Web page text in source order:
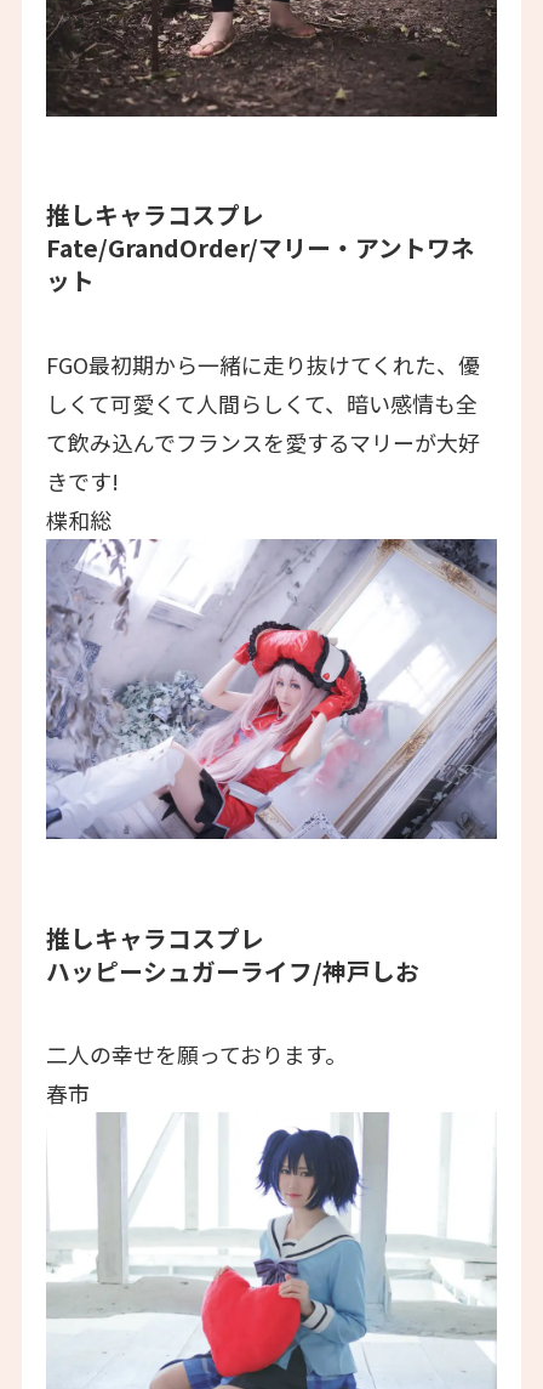
推しキャラコスプレ
Fate/GrandOrder/マリー・アントワネ
ット
FGO最初期から一緒に走り抜けてくれた、優
しくて可愛くて人間らしくて、暗い感情も全
て飲み込んでフランスを愛するマリーが大好
きです!
楪和総
推しキャラコスプレ
ハッピーシュガーライフ/神戸しお
二人の幸せを願っております。
春市